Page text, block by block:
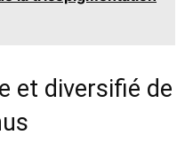
et diversifié de